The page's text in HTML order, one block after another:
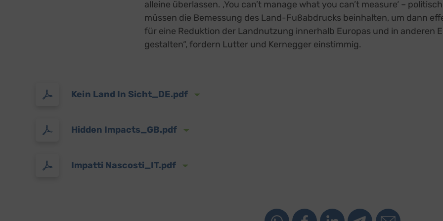
alleine überlassen. ‚You can’t manage what you can’t measure‘ –
müssen die Bemessung des Land-Fußabdrucks beinhalten, um dann
für eine Reduktion der Landnutzung innerhalb Europas und in anderen
gestalten“, fordern Lutter und Kernegger einstimmig.
Kein Land In Sicht_DE.pdf
Hidden Impacts_GB.pdf
Impatti Nascosti_IT.pdf
Facebook
Details
Google Ireland Limited, Irland
Details
Open Street Map